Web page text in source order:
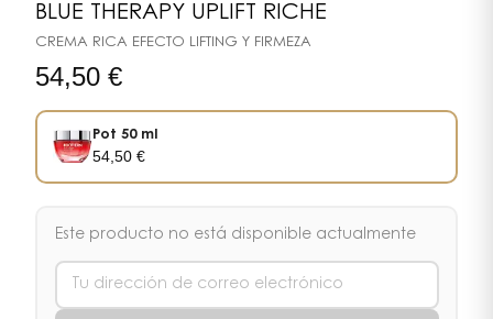
BLUE THERAPY UPLIFT RICHE
CREMA RICA EFECTO LIFTING Y FIRMEZA
54,50 €
Pot 50 ml
54,50€
Este producto no está disponible actualmente